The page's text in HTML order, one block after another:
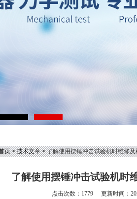
页>技术文章> 了解使用摆锤冲击试验机时维修及
了解使用摆锤冲击试验机时
点击次数：1779 更新时间：